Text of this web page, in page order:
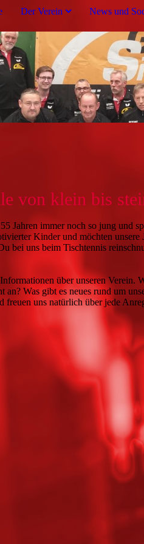
Der Verein News und
von klein bis
Jahren immer noch so jung und
Kinder und möchten
bei uns beim Tischtennis
über unseren
Was gibt es neues rund um
uns natürlich über jede